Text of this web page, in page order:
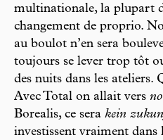
multinationale, la plupart
changement de proprio.
au boulot n’en sera
toujours se lever trop tôt
des nuits dans les ateliers.
Avec Total on allait vers
Borealis, ce sera kein
investissent vraiment dans